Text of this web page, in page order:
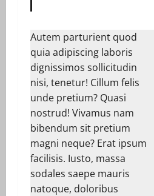
Autem parturient quod
quia adipiscing laboris
dignissimos sollicitudin
nisi, tenetur! Cillum felis
unde pretium? Quasi
nostrud! Vivamus nam
bibendum sit pretium
magni neque? Erat ipsum
facilisis. Iusto, massa
sodales saepe mauris
natoque, doloribus